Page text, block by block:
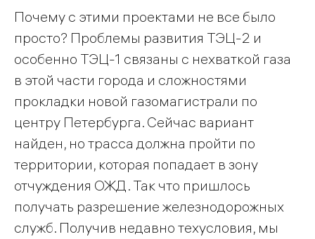
Почему с этими проектами не все было
просто? Проблемы развития ТЭЦ-2 и
особенно ТЭЦ-1 связаны с нехваткой газа
в этой части города и сложностями
прокладки новой газомагистрали по
центру Петербурга. Сейчас вариант
найден, но трасса должна пройти по
территории, которая попадает в зону
отчуждения ОЖД. Так что пришлось
получать разрешение железнодорожных
служб. Получив недавно техусловия, мы